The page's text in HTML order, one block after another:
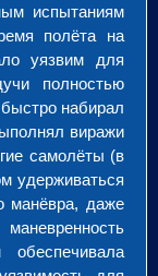
испытаниям
полёта на
уязвим для
полностью
набирал
виражи
самолёты (в
удерживаться
манёвра, даже